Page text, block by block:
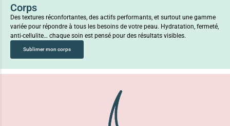
Corps
Des textures réconfortantes, des actifs performants, et surtout une gamme
variée pour répondre à tous les besoins de votre peau. Hydratation, fermeté,
anti-cellulite… chaque soin est pensé pour des résultats visibles.
Sublimer mon corps